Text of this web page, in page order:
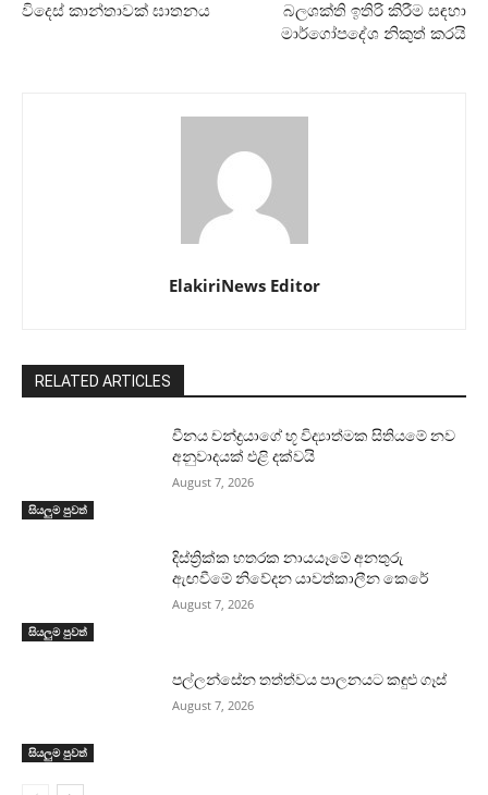
විදෙස් කාන්තාවක් ඝාතනය
බලශක්ති ඉතිරි කිරීම සඳහා
මාර්ගෝපදේශ නිකුත් කරයි
ElakiriNews Editor
RELATED ARTICLES
සියලුම පුවත්
චීනය චන්ද්‍රයාගේ භූ විද්‍යාත්මක සිතියමේ නව
අනුවාදයක් එළි දක්වයි
August 7, 2026
සියලුම පුවත්
දිස්ත්‍රික්ක හතරක නායයෑමේ අනතුරු
ඇඟවීමේ නිවේදන යාවත්කාලීන කෙරේ
August 7, 2026
සියලුම පුවත්
පල්ලන්සේන තත්ත්වය පාලනයට කඳුළු ගෑස්
August 7, 2026